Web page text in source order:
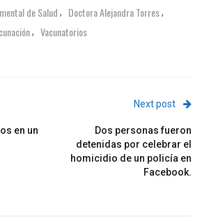
de Salud , Doctora Alejandra Torres,
, Vacunatorios
en un
Next post
Dos personas fueron
detenidas por celebrar el
homicidio de un policía en
Facebook.